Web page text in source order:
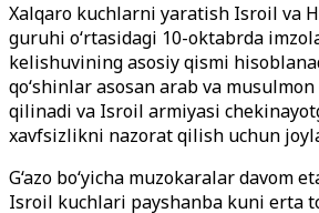
Xalqaro kuchlarni yaratish Isroil va
guruhi o‘rtasidagi 10-oktabrda
kelishuvining asosiy qismi
qo‘shinlar asosan arab va
qilinadi va Isroil armiyasi
xavfsizlikni nazorat qilish uchun
G‘azo bo‘yicha muzokaralar davom
Isroil kuchlari payshanba kuni erta